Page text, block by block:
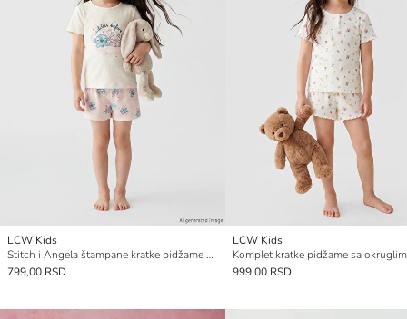
LCW Kids
Stitch i Angela štampane kratke pidžame za devojčice
799,00 RSD
LCW Kids
999,00 RSD